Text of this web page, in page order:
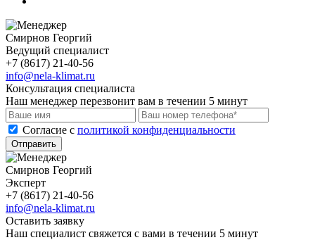
Смирнов Георгий
Ведущий специалист
+7 (8617) 21-40-56
info@nela-klimat.ru
Консультация специалиста
Наш менеджер перезвонит вам в течении 5 минут
Cогласие с политикой конфиденциальности
Отправить
Смирнов Георгий
Эксперт
+7 (8617) 21-40-56
info@nela-klimat.ru
Оставить заявку
Наш специалист свяжется с вами в течении 5 минут